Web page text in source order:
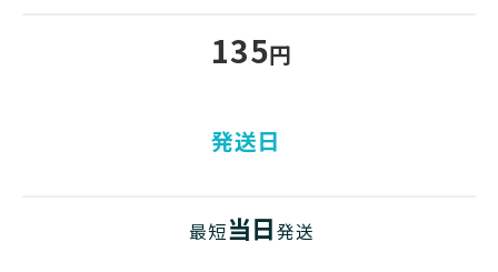
135円
発送日
最短当日発送